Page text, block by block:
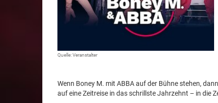
Quelle: Veranstalter
Wenn Boney M. mit ABBA auf der Bühne stehen,
auf eine Zeitreise in das schrillste Jahrzehnt – in die